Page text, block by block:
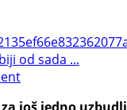
od sada ...